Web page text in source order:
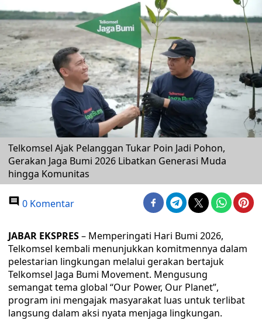
Telkomsel Ajak Pelanggan Tukar Poin Jadi Pohon,
Gerakan Jaga Bumi 2026 Libatkan Generasi Muda
hingga Komunitas
0 Komentar
JABAR EKSPRES– Memperingati Hari Bumi 2026,
Telkomsel kembali menunjukkan komitmennya dalam
pelestarian lingkungan melalui gerakan bertajuk
Telkomsel Jaga Bumi Movement. Mengusung
semangat tema global “Our Power, Our Planet”,
program ini mengajak masyarakat luas untuk terlibat
langsung dalam aksi nyata menjaga lingkungan.